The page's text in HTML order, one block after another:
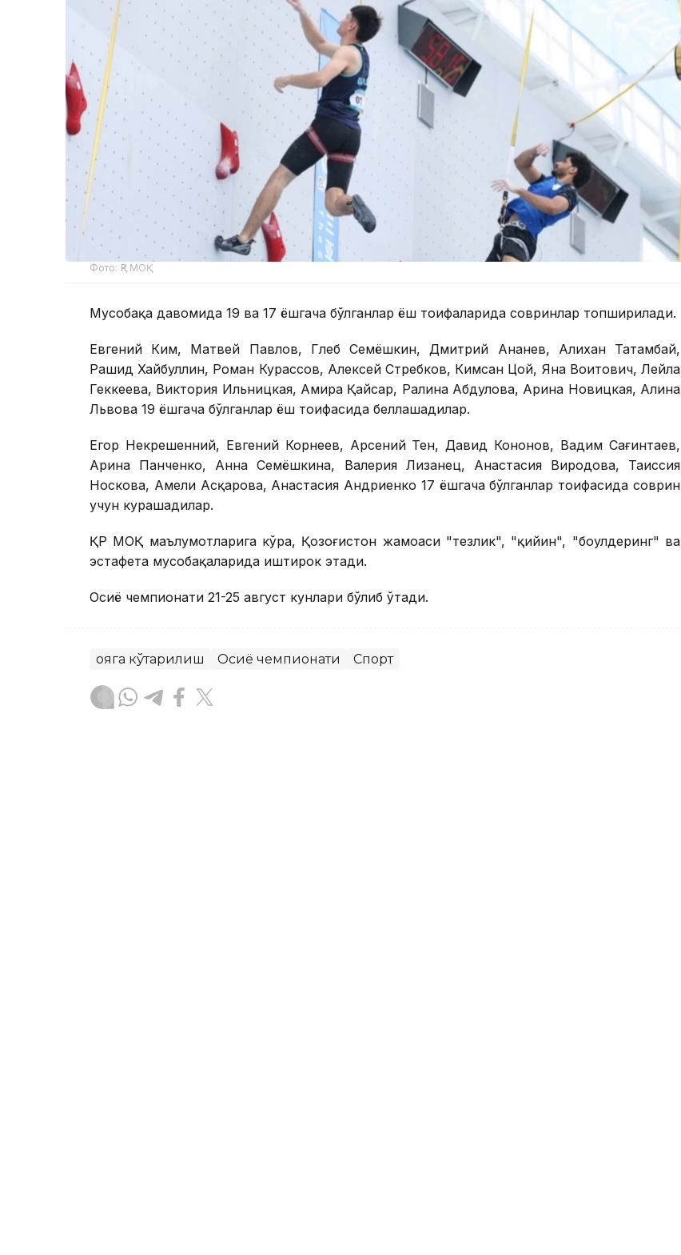
Фото: ҚР МОҚ
Мусобақа давомида 19 ва 17 ёшгача бўлганлар ёш тоифаларида совринлар топширилади.
Евгений Ким, Матвей Павлов, Глеб Семёшкин, Дмитрий Ананев, Алихан Татамбай,
Рашид Хайбуллин, Роман Курассов, Алексей Стребков, Кимсан Цой, Яна Воитович, Лейла
Геккеева, Виктория Ильницкая, Амира Қайсар, Ралина Абдулова, Арина Новицкая, Алина
Львова 19 ёшгача бўлганлар ёш тоифасида беллашадилар.
Егор Некрешенний, Евгений Корнеев, Арсений Тен, Давид Кононов, Вадим Сағинтаев,
Арина Панченко, Анна Семёшкина, Валерия Лизанец, Анастасия Виродова, Таиссия
Носкова, Амели Асқарова, Анастасия Андриенко 17 ёшгача бўлганлар тоифасида соврин
учун курашадилар.
ҚР МОҚ маълумотларига кўра, Қозоғистон жамоаси "тезлик", "қийин", "боулдеринг" ва
эстафета мусобақаларида иштирок этади.
Осиё чемпионати 21-25 август кунлари бўлиб ўтади.
Қояга кўтарилиш Осиё чемпионати Спорт